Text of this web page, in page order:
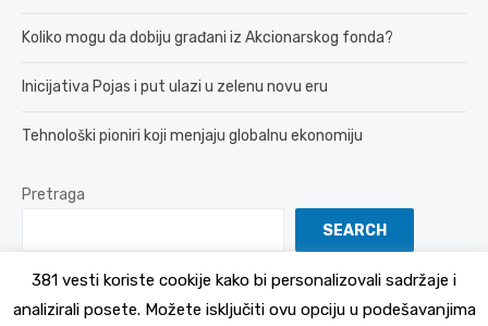
Koliko mogu da dobiju građani iz Akcionarskog fonda?
Inicijativa Pojas i put ulazi u zelenu novu eru
Tehnološki pioniri koji menjaju globalnu ekonomiju
Pretraga
SEARCH
381 vesti koriste cookije kako bi personalizovali sadržaje i
analizirali posete. Možete isključiti ovu opciju u podešavanjima